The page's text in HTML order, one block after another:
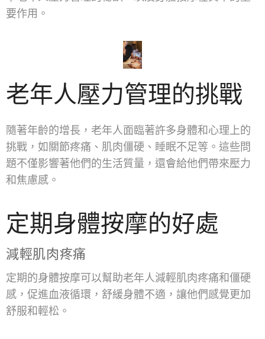
要作用。
老年人壓力管理的挑戰
隨著年齡的增長，老年人面臨著許多身體和心理上的
挑戰，如關節疼痛、肌肉僵硬、睡眠不足等。這些問
題不僅影響著他們的生活質量，還會給他們帶來壓力
和焦慮感。
定期身體按摩的好處
減輕肌肉疼痛
定期的身體按摩可以幫助老年人減輕肌肉疼痛和僵硬
感，促進血液循環，舒緩身體不適，讓他們感覺更加
舒服和輕松。